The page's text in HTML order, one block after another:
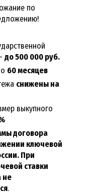
по
до 500 000 руб.
60 месяцев
снижены на
выкупного
договора
ключевой
При
ставки
не
.